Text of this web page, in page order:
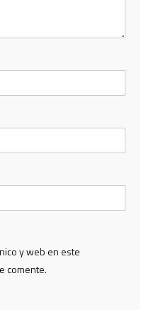
y web en este
comente.